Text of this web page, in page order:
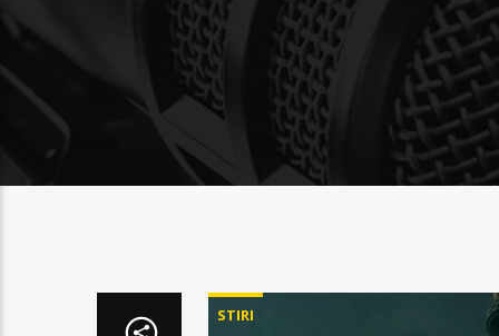
STIRI